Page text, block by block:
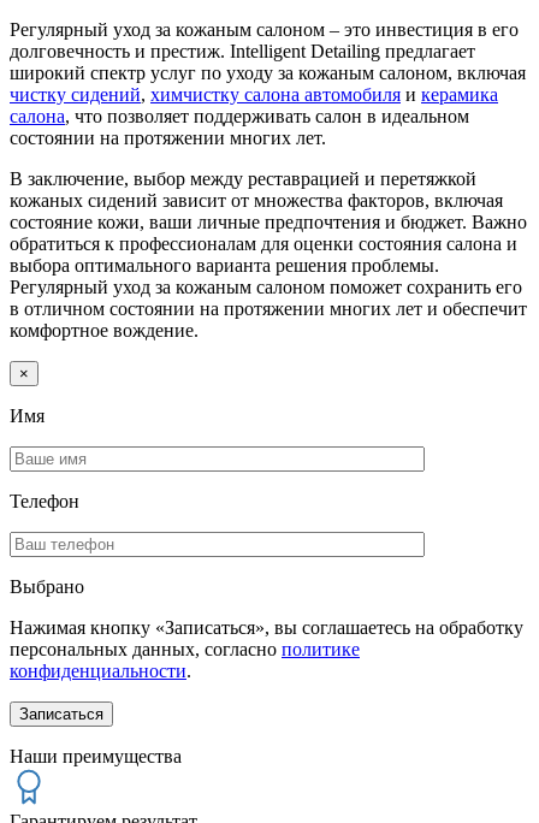
Регулярный уход за кожаным салоном – это инвестиция в его
долговечность и престиж. Intelligent Detailing предлагает
широкий спектр услуг по уходу за кожаным салоном, включая
чистку сидений, химчистку салона автомобиля и керамика
салона, что позволяет поддерживать салон в идеальном
состоянии на протяжении многих лет.
В заключение, выбор между реставрацией и перетяжкой
кожаных сидений зависит от множества факторов, включая
состояние кожи, ваши личные предпочтения и бюджет. Важно
обратиться к профессионалам для оценки состояния салона и
выбора оптимального варианта решения проблемы.
Регулярный уход за кожаным салоном поможет сохранить его
в отличном состоянии на протяжении многих лет и обеспечит
комфортное вождение.
×
Имя
Телефон
Выбрано
Нажимая кнопку «Записаться», вы соглашаетесь на обработку
персональных данных, согласно политике
конфиденциальности.
Наши преимущества